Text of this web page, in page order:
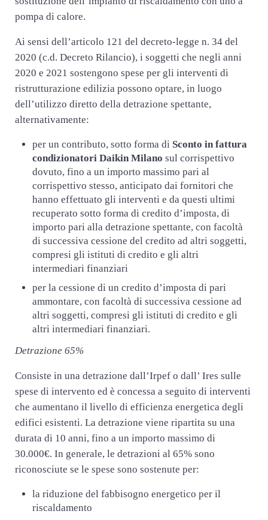
pompa di calore.
Ai sensi dell’articolo 121 del decreto-legge n. 34 del
2020 (c.d. Decreto Rilancio), i soggetti che negli anni
2020 e 2021 sostengono spese per gli interventi di
ristrutturazione edilizia possono optare, in luogo
dell’utilizzo diretto della detrazione spettante,
alternativamente:
per un contributo, sotto forma di Sconto in fattura
condizionatori Daikin Milano sul corrispettivo
dovuto, fino a un importo massimo pari al
corrispettivo stesso, anticipato dai fornitori che
hanno effettuato gli interventi e da questi ultimi
recuperato sotto forma di credito d’imposta, di
importo pari alla detrazione spettante, con facoltà
di successiva cessione del credito ad altri soggetti,
compresi gli istituti di credito e gli altri
intermediari finanziari
per la cessione di un credito d’imposta di pari
ammontare, con facoltà di successiva cessione ad
altri soggetti, compresi gli istituti di credito e gli
altri intermediari finanziari.
Detrazione 65%
Consiste in una detrazione dall’Irpef o dall’ Ires sulle
spese di intervento ed è concessa a seguito di interventi
che aumentano il livello di efficienza energetica degli
edifici esistenti. La detrazione viene ripartita su una
durata di 10 anni, fino a un importo massimo di
30.000€. In generale, le detrazioni al 65% sono
riconosciute se le spese sono sostenute per:
la riduzione del fabbisogno energetico per il
riscaldamento